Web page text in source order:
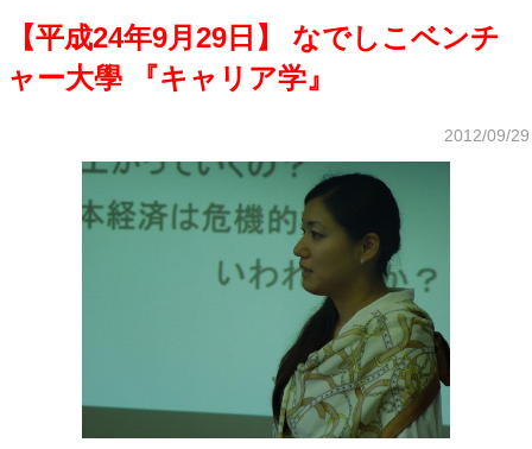
【平成24年9月29日】 なでしこベンチ
ャー大學 『キャリア学』
2012/09/29